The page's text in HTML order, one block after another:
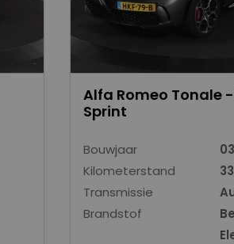
Alfa Romeo Tonale -
Sprint
Bouwjaar
Kilometerstand
Transmissie
Brandstof